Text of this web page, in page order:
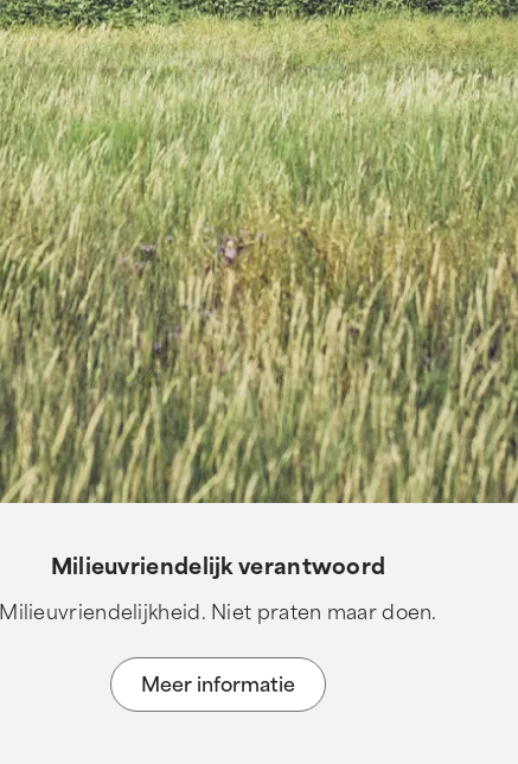
Milieuvriendelijk verantwoord
Milieuvriendelijkheid. Niet praten maar doen.
Meer informatie